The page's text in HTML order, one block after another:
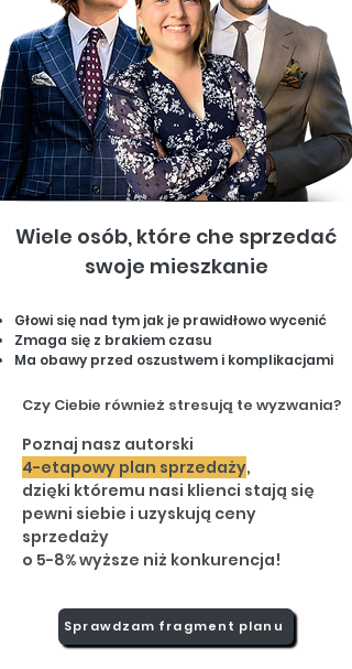
Głowi się nad tym jak je prawidłowo wycenić
Zmaga się z brakiem czasu
Ma obawy przed oszustwem i komplikacjami
Czy Ciebie również stresują te wyzwania?
Poznaj nasz autorski
4-etapowy plan sprzedaży,
dzięki któremu nasi klienci stają się
pewni siebie i uzyskują ceny
sprzedaży
o 5-8% wyższe niż konkurencja!
Wiele osób, które che sprzedać
swoje mieszkanie
Sprawdzam fragment planu